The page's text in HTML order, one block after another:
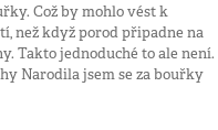
Což by mohlo vést k
než když porod připadne na
Takto jednoduché to ale není.
Narodila jsem se za bouřky